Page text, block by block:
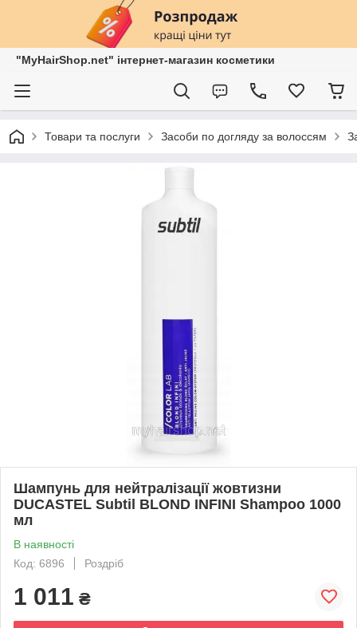
"MyHairShop.net" інтернет-магазин косметики
Товари та послуги Засоби по догляду за волоссям
Шампунь для нейтралізації жовтизни
DUCASTEL Subtil BLOND INFINI Shampoo 1000
мл
В наявності
Код: 6896
Роздріб
1 011 ₴